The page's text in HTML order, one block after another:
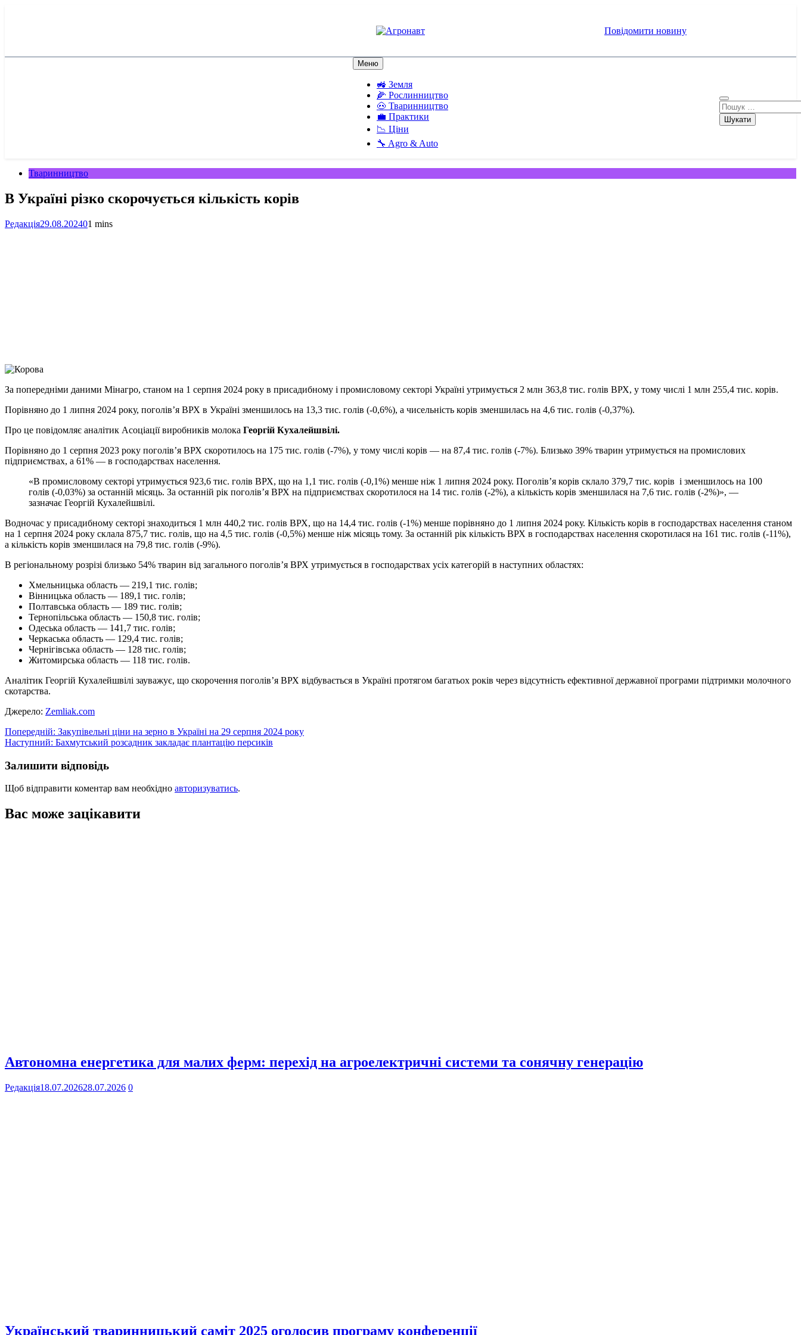
Повідомити новину
Меню
🚜 Земля
🌽 Рослинництво
🐽 Тваринництво
💼 Практики
📉 Ціни
🔧 Agro & Auto
Пошук:
Тваринництво
В Україні різко скорочується кількість корів
Редакція29.08.202401 mins
Link
Print
За попередніми даними Мінагро, станом на 1 серпня 2024 року в присадибному і промисловому секторі Україні утримується 2 млн 363,8 тис. голів ВРХ, у тому числі 1 млн 255,4 тис. корів.
Порівняно до 1 липня 2024 року, поголів’я ВРХ в Україні зменшилось на 13,3 тис. голів (-0,6%), а чисельність корів зменшилась на 4,6 тис. голів (-0,37%).
Про це повідомляє аналітик Асоціації виробників молока Георгій Кухалейшвілі.
Порівняно до 1 серпня 2023 року поголів’я ВРХ скоротилось на 175 тис. голів (-7%), у тому числі корів — на 87,4 тис. голів (-7%). Близько 39% тварин утримується на промислових
підприємствах, а 61% — в господарствах населення.
«В промисловому секторі утримується 923,6 тис. голів ВРХ, що на 1,1 тис. голів (-0,1%) менше ніж 1 липня 2024 року. Поголів’я корів склало 379,7 тис. корів і зменшилось на 100
голів (-0,03%) за останній місяць. За останній рік поголів’я ВРХ на підприємствах скоротилося на 14 тис. голів (-2%), а кількість корів зменшилася на 7,6 тис. голів (-2%)», —
зазначає Георгій Кухалейшвілі.
Водночас у присадибному секторі знаходиться 1 млн 440,2 тис. голів ВРХ, що на 14,4 тис. голів (-1%) менше порівняно до 1 липня 2024 року. Кількість корів в господарствах населення станом
на 1 серпня 2024 року склала 875,7 тис. голів, що на 4,5 тис. голів (-0,5%) менше ніж місяць тому. За останній рік кількість ВРХ в господарствах населення скоротилася на 161 тис. голів (-11%),
а кількість корів зменшилася на 79,8 тис. голів (-9%).
В регіональному розрізі близько 54% тварин від загального поголів’я ВРХ утримується в господарствах усіх категорій в наступних областях:
Хмельницька область — 219,1 тис. голів;
Вінницька область — 189,1 тис. голів;
Полтавська область — 189 тис. голів;
Тернопільська область — 150,8 тис. голів;
Одеська область — 141,7 тис. голів;
Черкаська область — 129,4 тис. голів;
Чернігівська область — 128 тис. голів;
Житомирська область — 118 тис. голів.
Аналітик Георгій Кухалейшвілі зауважує, що скорочення поголів’я ВРХ відбувається в Україні протягом багатьох років через відсутність ефективної державної програми підтримки молочного
скотарства.
Джерело: Zemliak.com
Навігація
записів
Попередній: Закупівельні ціни на зерно в Україні на 29 серпня 2024 року
Наступний: Бахмутський розсадник закладає плантацію персиків
Залишити відповідь
Щоб відправити коментар вам необхідно авторизуватись.
Вас може зацікавити
Автономна енергетика для малих ферм: перехід на агроелектричні системи та сонячну генерацію
Редакція18.07.202628.07.2026 0
Український тваринницький саміт 2025 оголосив програму конференції